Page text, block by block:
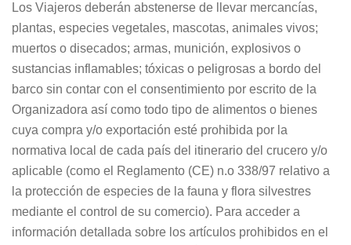
Los Viajeros deberán abstenerse de llevar mercancías,
plantas, especies vegetales, mascotas, animales vivos;
muertos o disecados; armas, munición, explosivos o
sustancias inflamables; tóxicas o peligrosas a bordo del
barco sin contar con el consentimiento por escrito de la
Organizadora así como todo tipo de alimentos o bienes
cuya compra y/o exportación esté prohibida por la
normativa local de cada país del itinerario del crucero y/o
aplicable (como el Reglamento (CE) n.o 338/97 relativo a
la protección de especies de la fauna y flora silvestres
mediante el control de su comercio). Para acceder a
información detallada sobre los artículos prohibidos en el